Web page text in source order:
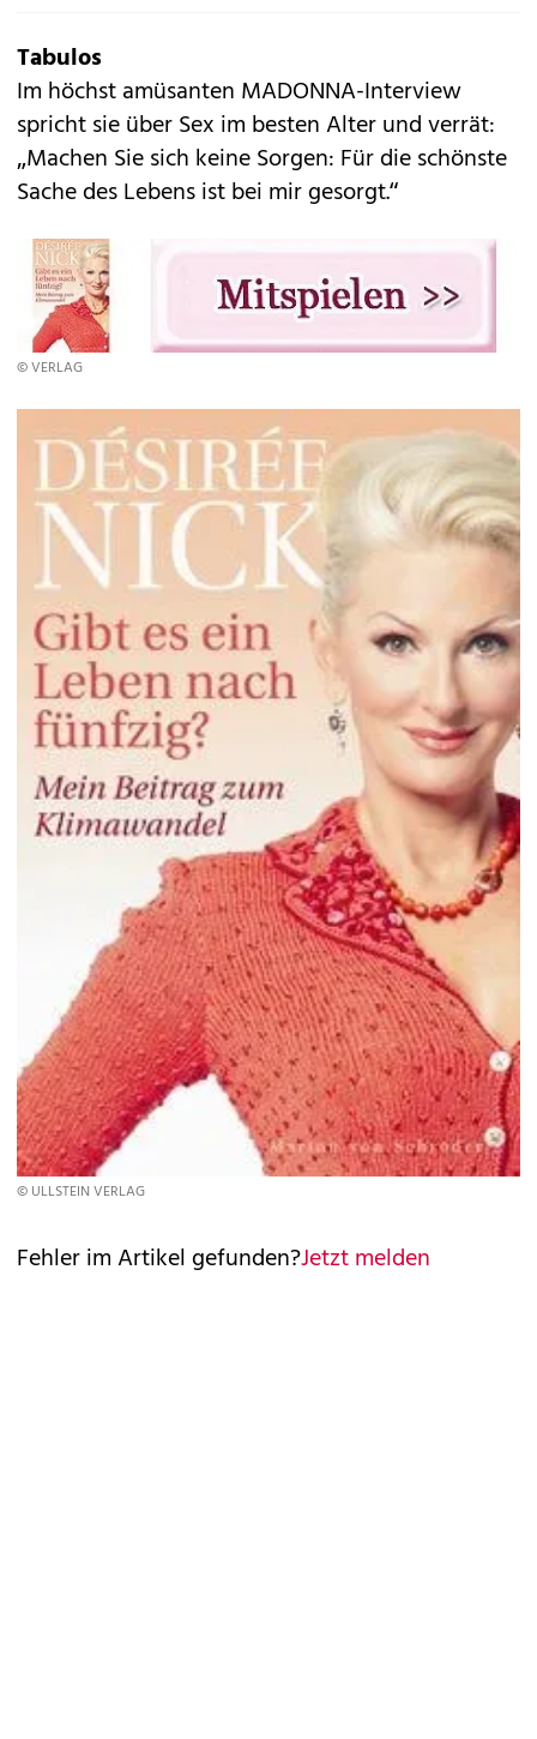
Tabulos
Im höchst amüsanten MADONNA-Interview
spricht sie über Sex im besten Alter und verrät:
„Machen Sie sich keine Sorgen: Für die schönste
Sache des Lebens ist bei mir gesorgt.“
© VERLAG
© ULLSTEIN VERLAG
Fehler im Artikel gefunden?Jetzt melden